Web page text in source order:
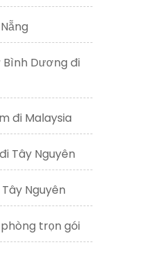
Dương đi
đi Malaysia
Tây Nguyên
Nguyên
trọn gói